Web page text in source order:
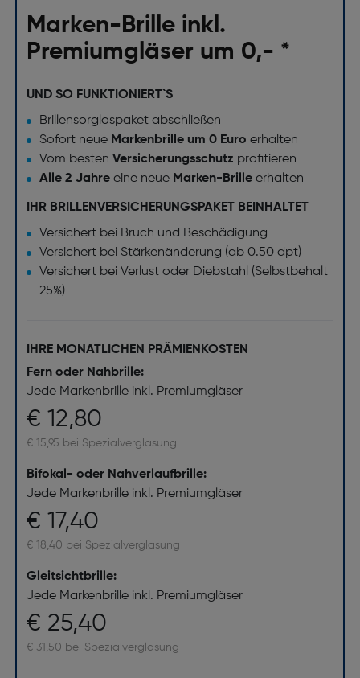
Marken-Brille inkl.
Premiumgläser um 0,- *
UND SO FUNKTIONIERT`S
Brillensorglospaket abschließen
Sofort neue Markenbrille um 0 Euro erhalten
Vom besten Versicherungsschutz profitieren
Alle 2 Jahreeine neue Marken-Brille erhalten
IHR BRILLENVERSICHERUNGSPAKET BEINHALTET
Versichert bei Bruch und Beschädigung
Versichert bei Stärkenänderung (ab 0.50 dpt)
Versichert bei Verlust oder Diebstahl (Selbstbehalt
25%)
IHRE MONATLICHEN PRÄMIENKOSTEN
Fern oder Nahbrille:
Jede Markenbrille inkl. Premiumgläser
€ 12,80
€ 15,95 bei Spezialverglasung
Bifokal- oder Nahverlaufbrille:
Jede Markenbrille inkl. Premiumgläser
€ 17,40
€ 18,40 bei Spezialverglasung
Gleitsichtbrille:
Jede Markenbrille inkl. Premiumgläser
€ 25,40
€ 31,50 bei Spezialverglasung